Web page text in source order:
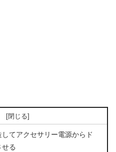
てアクセサリー電源からド
る